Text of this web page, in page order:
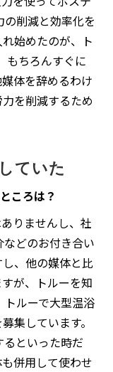
削減と効率化を
始めたのが、ト
もちろんすぐに
体を辞めるわけ
を削減するため
ていた
ころは？
りませんし、社
どのお付き合い
、他の媒体と比
が、トルーを知
トルーで大型温浴
集しています。
といった時だ
併用して使わせ